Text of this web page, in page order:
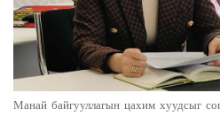
Манай байгууллагын цахим хуудсыг